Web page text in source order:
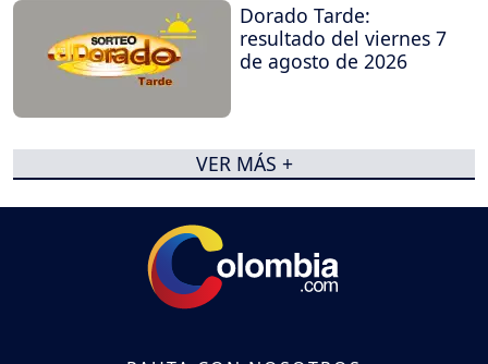
Dorado Tarde:
resultado del viernes 7
de agosto de 2026
VER MÁS +